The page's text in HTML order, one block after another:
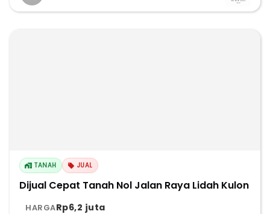
TANAH JUAL
Dijual Cepat Tanah Nol Jalan Raya Lidah Kulon
HARGARp6,2 juta